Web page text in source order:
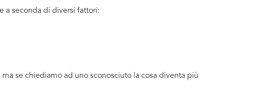
a seconda di diversi fattori:
se chiediamo ad uno sconosciuto la cosa diventa più